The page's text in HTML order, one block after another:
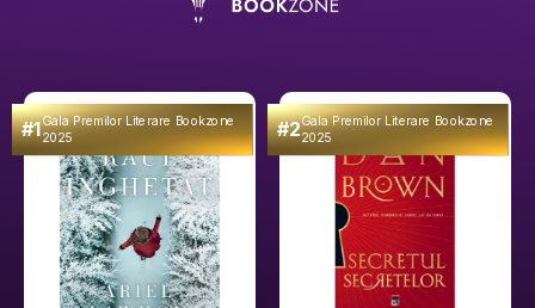
#1Gala Premilor Literare Bookzone
2025 #2Gala Premilor Literare Bookzone
2025